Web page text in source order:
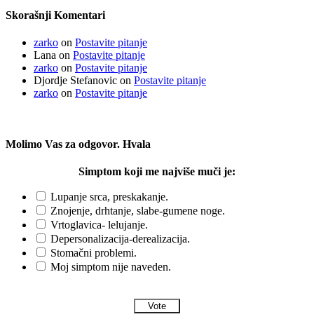
Skorašnji Komentari
zarko on Postavite pitanje
Lana on Postavite pitanje
zarko on Postavite pitanje
Djordje Stefanovic on Postavite pitanje
zarko on Postavite pitanje
Molimo Vas za odgovor. Hvala
Simptom koji me najviše muči je:
Lupanje srca, preskakanje.
Znojenje, drhtanje, slabe-gumene noge.
Vrtoglavica- lelujanje.
Depersonalizacija-derealizacija.
Stomačni problemi.
Moj simptom nije naveden.